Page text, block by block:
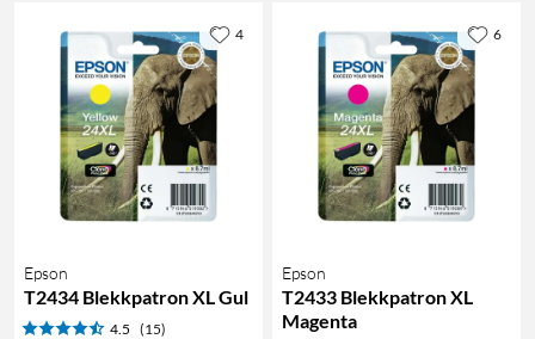
Epson
T2434 Blekkpatron XL Gul
4.5 (15)
4
Epson
T2433 Blekkpatron XL
Magenta
6